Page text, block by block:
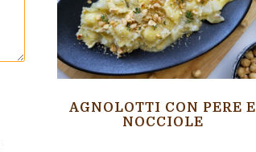
AGNOLOTTI CON PERE E
NOCCIOLE